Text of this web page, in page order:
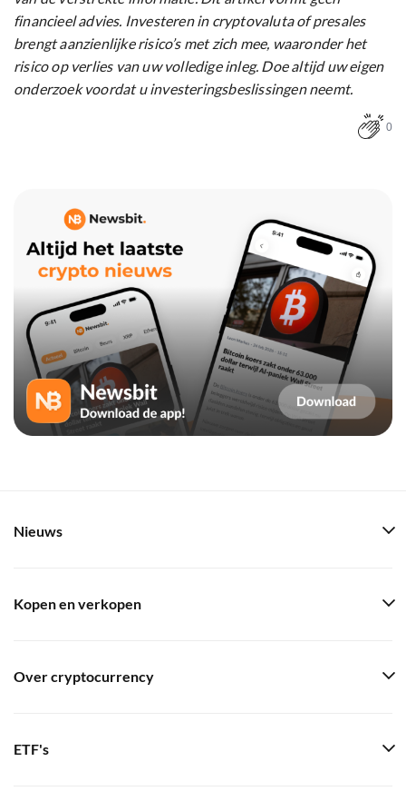
financieel advies. Investeren in cryptovaluta of presales
brengt aanzienlijke risico’s met zich mee, waaronder het
risico op verlies van uw volledige inleg. Doe altijd uw eigen
onderzoek voordat u investeringsbeslissingen neemt.
0
Nieuws
Kopen en verkopen
Over cryptocurrency
ETF's